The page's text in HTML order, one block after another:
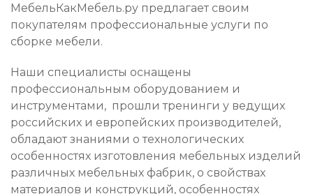
МебельКакМебель.ру предлагает своим
покупателям профессиональные услуги по
сборке мебели.
Наши специалисты оснащены
профессиональным оборудованием и
инструментами, прошли тренинги у ведущих
российских и европейских производителей,
обладают знаниями о технологических
особенностях изготовления мебельных изделий
различных мебельных фабрик, о свойствах
материалов и конструкций, особенностях